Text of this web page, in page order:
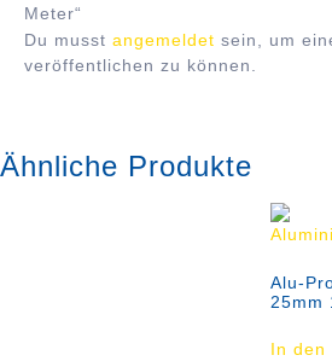
Meter“
Du musst angemeldet sein, um
veröffentlichen zu können.
Ähnliche Produkte
Alu-
25mm
In den